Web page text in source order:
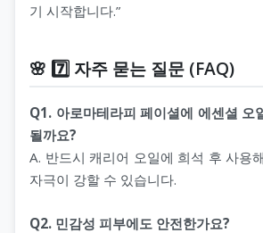
기 시작합니다.”
🌸 7️⃣ 자주 묻는 질문 (FAQ)
Q1. 아로마테라피 페이셜에 에센셜 오
될까요?
A. 반드시 캐리어 오일에 희석 후 사용
자극이 강할 수 있습니다.
Q2. 민감성 피부에도 안전한가요?